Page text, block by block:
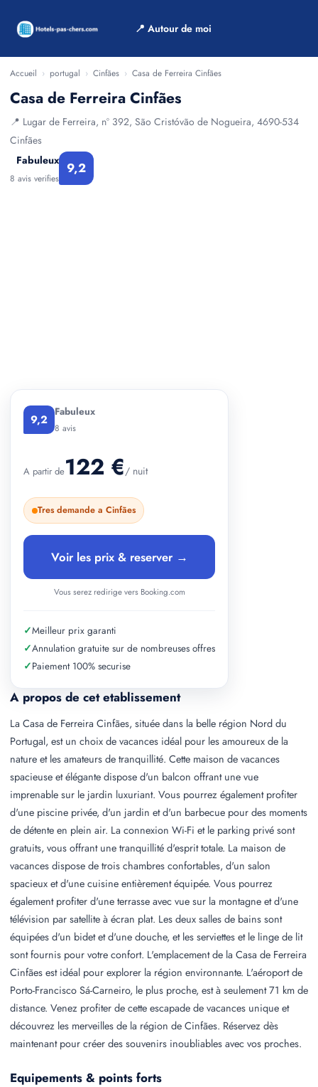
📍 Autour de moi
Accueil › portugal › Cinfães › Casa de Ferreira Cinfães
Casa de Ferreira Cinfães
📍 Lugar de Ferreira, nº 392, São Cristóvão de Nogueira, 4690-534
Cinfães
Fabuleux
8 avis verifies
9,2
A propos de cet etablissement
La Casa de Ferreira Cinfães, située dans la belle région Nord du
Portugal, est un choix de vacances idéal pour les amoureux de la
nature et les amateurs de tranquillité. Cette maison de vacances
spacieuse et élégante dispose d'un balcon offrant une vue
imprenable sur le jardin luxuriant. Vous pourrez également profiter
d'une piscine privée, d'un jardin et d'un barbecue pour des moments
de détente en plein air. La connexion Wi-Fi et le parking privé sont
gratuits, vous offrant une tranquillité d'esprit totale. La maison de
vacances dispose de trois chambres confortables, d'un salon
spacieux et d'une cuisine entièrement équipée. Vous pourrez
également profiter d'une terrasse avec vue sur la montagne et d'une
télévision par satellite à écran plat. Les deux salles de bains sont
équipées d'un bidet et d'une douche, et les serviettes et le linge de lit
sont fournis pour votre confort. L'emplacement de la Casa de Ferreira
Cinfães est idéal pour explorer la région environnante. L'aéroport de
Porto-Francisco Sá-Carneiro, le plus proche, est à seulement 71 km de
distance. Venez profiter de cette escapade de vacances unique et
découvrez les merveilles de la région de Cinfães. Réservez dès
maintenant pour créer des souvenirs inoubliables avec vos proches.
Equipements & points forts
9,2 Fabuleux
8 avis
A partir de122 €/ nuit
Tres demande a Cinfães
Voir les prix & reserver →
Vous serez redirige vers Booking.com
✓Meilleur prix garanti
✓Annulation gratuite sur de nombreuses offres
✓Paiement 100% securise